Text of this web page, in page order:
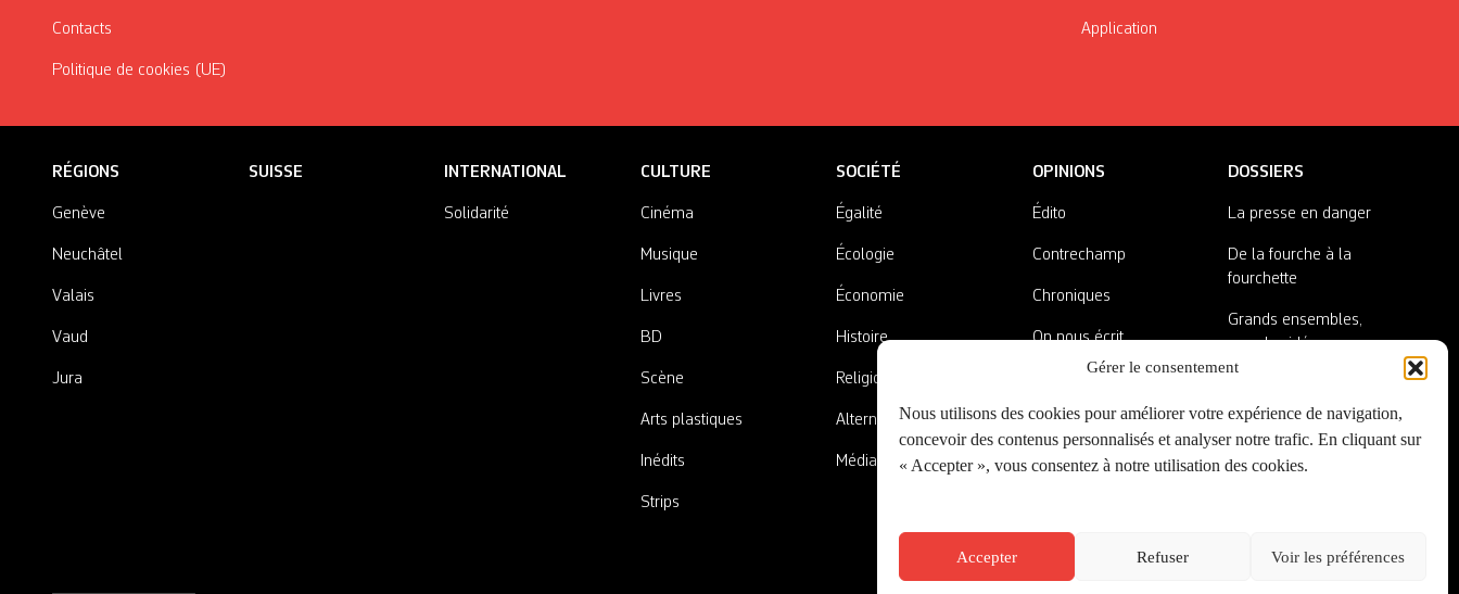
Gérer le consentement
Nous utilisons des cookies pour améliorer votre expérience de navigation,
concevoir des contenus personnalisés et analyser notre trafic. En cliquant sur
« Accepter », vous consentez à notre utilisation des cookies.
Accepter Refuser Voir les préférences
Contacts
Politique de cookies (UE)
Application
RÉGIONS
Genève
Neuchâtel
Valais
Vaud
Jura
SUISSE INTERNATIONAL
Solidarité
CULTURE
Cinéma
Musique
Livres
BD
Scène
Arts plastiques
Inédits
Strips
SOCIÉTÉ
Égalité
Écologie
Économie
Histoire
Religions
Alternatives
Médias
OPINIONS
Édito
Contrechamp
Chroniques
On nous écrit
A côté de la plaque
DOSSIERS
La presse en danger
De la fourche à la
fourchette
Grands ensembles,
grandes idées